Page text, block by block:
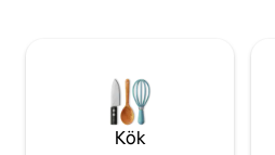
stenkast bort till fots!
Kök